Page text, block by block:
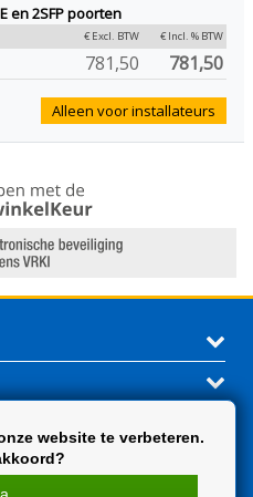
en 2SFP poorten
€ Excl. BTW € Incl. % BTW
781,50 781,50
Alleen voor installateurs
website te verbeteren.